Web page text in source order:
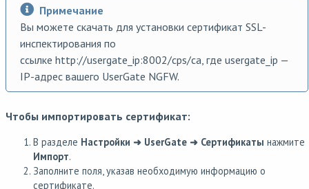
Примечание
Вы можете скачать для установки сертификат SSL-
инспектирования по
ссылке http://usergate_ip:8002/cps/ca, где usergate_ip —
IP-адрес вашего UserGate NGFW.
Чтобы импортировать сертификат:
В разделе Настройки ➜ UserGate ➜ Сертификаты нажмите
Импорт.
Заполните поля, указав необходимую информацию о
сертификате.